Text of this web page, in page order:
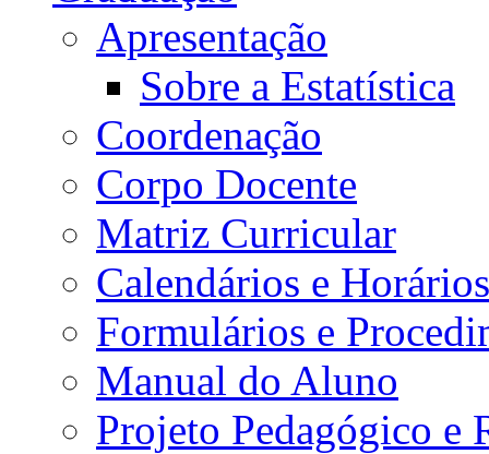
Apresentação
Sobre a Estatística
Coordenação
Corpo Docente
Matriz Curricular
Calendários e Horários
Formulários e
Manual do Aluno
Projeto Pedagógico e